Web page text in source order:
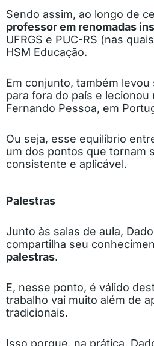
Sendo assim, ao longo de
professor em renomadas
UFRGS e PUC-RS (nas
HSM Educação.
Em conjunto, também
para fora do país e lecionou
Fernando Pessoa, em
Ou seja, esse equilíbrio
um dos pontos que tornam
consistente e aplicável.
Palestras
Junto às salas de aula,
compartilha seu
palestras.
E, nesse ponto, é válido
trabalho vai muito além de
tradicionais.
Isso porque, na prática,